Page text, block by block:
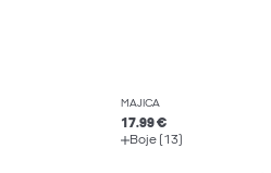
MAJICA
17.99 €
Boje (13)